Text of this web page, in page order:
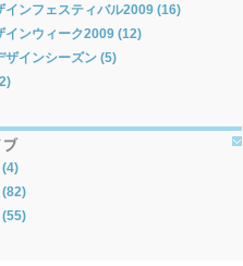
インフェスティバル2009 (16)
インウィーク2009 (12)
ザインシーズン (5)